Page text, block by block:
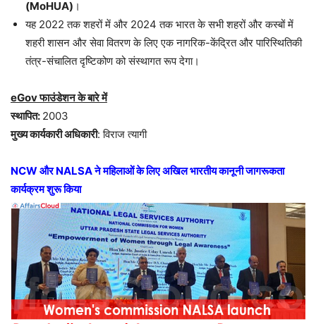
(MoHUA) ।
यह 2022 तक शहरों में और 2024 तक भारत के सभी शहरों और कस्बों में
शहरी शासन और सेवा वितरण के लिए एक नागरिक-केंद्रित और पारिस्थितिकी
तंत्र-संचालित दृष्टिकोण को संस्थागत रूप देगा।
eGov फाउंडेशन के बारे में
स्थापित: 2003
मुख्य कार्यकारी अधिकारी: विराज त्यागी
NCW और NALSA ने महिलाओं के लिए अखिल भारतीय कानूनी जागरूकता
कार्यक्रम शुरू किया